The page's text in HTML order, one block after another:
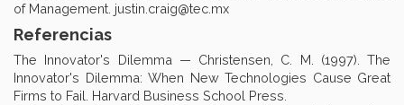
of Management. justin.craig@tec.mx
Referencias
The Innovator's Dilemma — Christensen, C. M. (1997). The
Innovator's Dilemma: When New Technologies Cause Great
Firms to Fail. Harvard Business School Press.